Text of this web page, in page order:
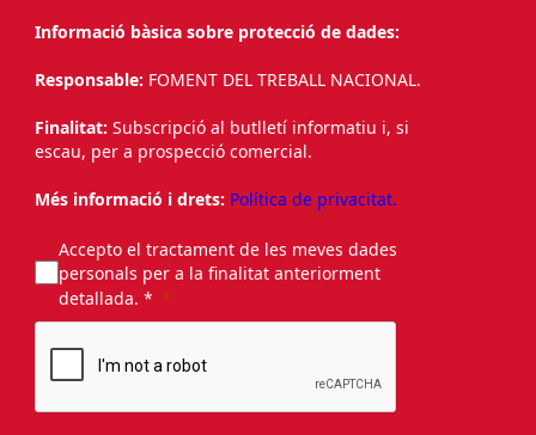
Informació bàsica sobre protecció de dades:
Responsable: FOMENT DEL TREBALL NACIONAL.
Finalitat: Subscripció al butlletí informatiu i, si
escau, per a prospecció comercial.
Més informació i drets: Política de privacitat.
Accepto el tractament de les meves dades
personals per a la finalitat anteriorment
detallada. *